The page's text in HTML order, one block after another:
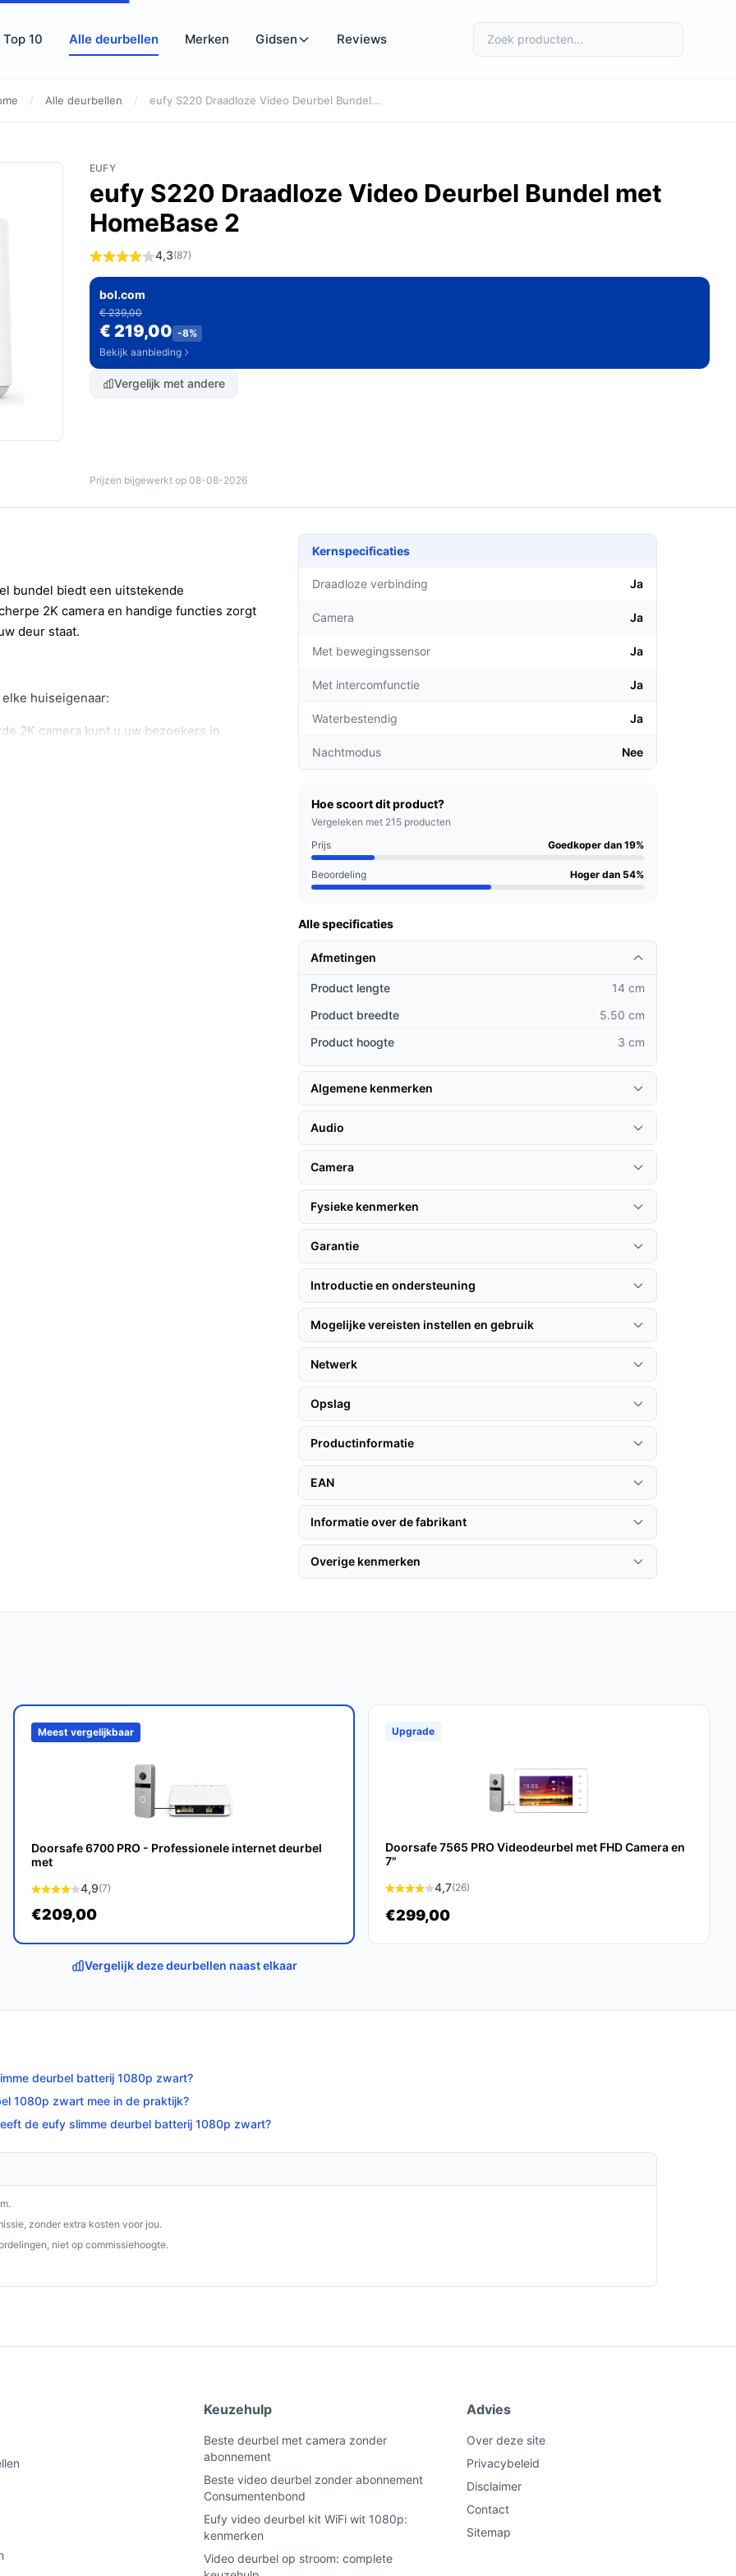
Top 10 Alle deurbellen Merken Gidsen Reviews
/ Alle deurbellen / eufy S220 Draadloze Video Deurbel Bundel...
EUFY
eufy S220 Draadloze Video Deurbel Bundel met
HomeBase 2
4,3(87)
bol.com
€ 239,00
€ 219,00 -8%
Bekijk aanbieding
Vergelijk met andere
Prijzen bijgewerkt op 08-08-2026
bundel biedt een uitstekende
2K camera en handige functies zorgt
deur staat.
huiseigenaar:
2K camera kunt u uw bezoekers in
licht.
te functioneren, ongeacht de
batterijduur zonder maandelijkse
bundel biedt een krachtige combinatie van
wie op zoek is naar een betrouwbare en
Kies bewust wat
Kernspecificaties
Draadloze verbinding Ja
Camera Ja
Met bewegingssensor Ja
Met intercomfunctie Ja
Waterbestendig Ja
Nachtmodus Nee
Hoe scoort dit product?
Vergeleken met 215 producten
Prijs
Goedkoper dan 19%
Beoordeling Hoger dan 54%
Alle specificaties
Afmetingen
Product lengte
14 cm
Product breedte
5.50 cm
Product hoogte
3 cm
Algemene kenmerken
Audio
Camera
Fysieke kenmerken
Garantie
Introductie en ondersteuning
Mogelijke vereisten instellen en gebruik
Netwerk
Opslag
Productinformatie
EAN
Informatie over de fabrikant
Overige kenmerken
Meest vergelijkbaar
Doorsafe 6700 PRO - Professionele internet deurbel
met
4,9(7)
€209,00
Upgrade
Doorsafe 7565 PRO Videodeurbel met FHD Camera en
7"
4,7(26)
€299,00
Vergelijk deze deurbellen naast elkaar
deurbel batterij 1080p zwart?
1080p zwart mee in de praktijk?
de eufy slimme deurbel batterij 1080p zwart?
zonder extra kosten voor jou.
niet op commissiehoogte.
Keuzehulp
Beste deurbel met camera zonder
abonnement
Beste video deurbel zonder abonnement
Consumentenbond
Eufy video deurbel kit WiFi wit 1080p:
kenmerken
Video deurbel op stroom: complete
Advies
Over deze site
Privacybeleid
Disclaimer
Contact
Sitemap